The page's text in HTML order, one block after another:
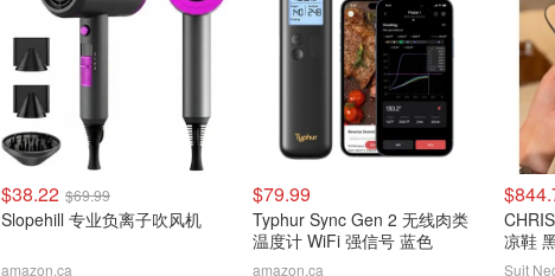
$38.22 $69.99
Slopehill 专业负离子吹风机
amazon.ca
$79.99
Typhur Sync Gen 2 无线肉类
温度计 WiFi 强信号 蓝色
amazon.ca
凉鞋
Suit